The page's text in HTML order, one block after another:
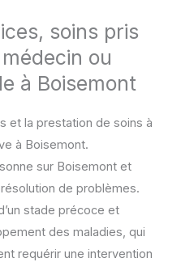
soins pris
ou
à Boisemont
et la prestation de soins à
à Boisemont.
sur Boisemont et
de problèmes.
stade précoce et
des maladies, qui
requérir une intervention